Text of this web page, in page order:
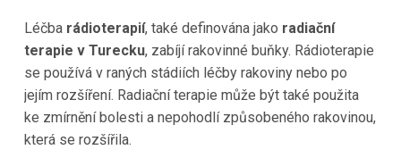
Léčba rádioterapií, také definována jako radiační
terapie v Turecku, zabíjí rakovinné buňky. Rádioterapie
se používá v raných stádiích léčby rakoviny nebo po
jejím rozšíření. Radiační terapie může být také použita
ke zmírnění bolesti a nepohodlí způsobeného rakovinou,
která se rozšířila.